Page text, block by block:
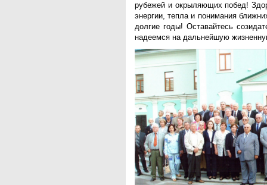
рубежей и окрыляющих побед!
энергии, тепла и понимания
долгие годы! Оставайтесь
надеемся на дальнейшую